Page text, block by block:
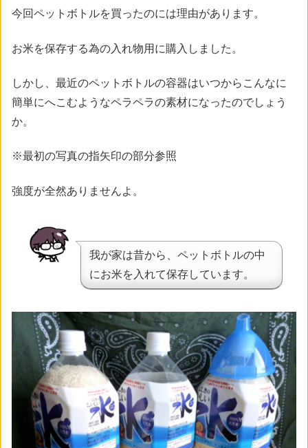
今回ペットボトルを買ったのには理由があります。
お米を保存する為の入れ物用に購入しました。
しかし、最近のペットボトルの容器はいつからこんなに
簡単にへこむようなペラペラの素材になったのでしょう
か。
※最初の写真の指矢印の部分参照
強度が全然ありませんよ。
我が家は昔から、ペットボトルの中
にお米を入れて保存しています。